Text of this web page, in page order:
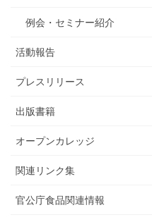
例会・セミナー紹介
活動報告
プレスリリース
出版書籍
オープンカレッジ
関連リンク集
官公庁食品関連情報